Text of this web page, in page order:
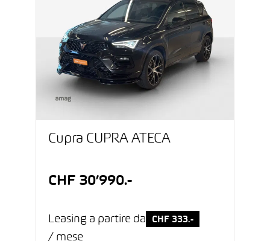
Cupra CUPRA ATECA
CHF 30’990.-
Leasing a partire da CHF 333.-
/ mese